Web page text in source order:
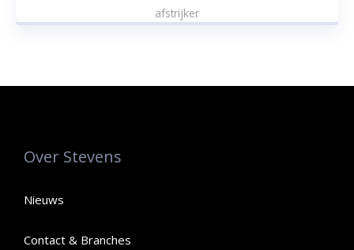
afstrijker
Over Stevens
Nieuws
Contact & Branches